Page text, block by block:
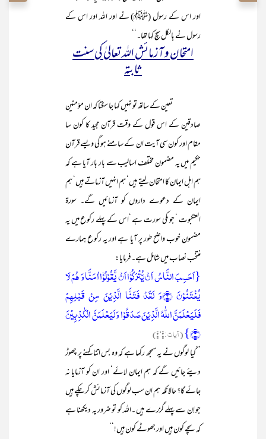
اور اس کے رسول (ﷺ) نے اور اللہ اور اس کے
رسول نے بالکل سچ کہا تھا۔‘‘
امتحان و آزمائش اللہ تعالیٰ کی سنت
ثابتہ
تعین کے ساتھ تو نہیں کہا جا سکتا کہ ان مؤمنین
صادقین کے اس قول کے وقت قرآن مجید کا کون سا
مقام اور کون سی آیت ان کے سامنے ہو گی ویسے قرآن
حکیم میں یہ مضمون مختلف اسالیب سے بار بار آیا ہے کہ
ہم اہل ایمان کا امتحان لیتے ہیں‘ ہم انہیں آزماتے ہیں‘ ہم
ایمان کے دعوے داروں کو آزمائیں گے۔ سورۃ
العنکبوت ‘ جو مکی سورت ہے ‘اس کے پہلے رکوع میں یہ
مضمون خوب واضح طور پر آیا ہے اور یہ رکوع ہمارے
منتخب نصاب میں شامل ہے۔ فرمایا:
{اَحَسِبَ النَّاسُ اَنۡ یُّتۡرَکُوۡۤا اَنۡ یَّقُوۡلُوۡۤا اٰمَنَّا وَ ہُمۡ لَا
یُفۡتَنُوۡنَ ﴿۲﴾وَ لَقَدۡ فَتَنَّا الَّذِیۡنَ مِنۡ قَبۡلِہِمۡ
فَلَیَعۡلَمَنَّ اللّٰہُ الَّذِیۡنَ صَدَقُوۡا وَ لَیَعۡلَمَنَّ الۡکٰذِبِیۡنَ
﴿۳﴾}
(آیات : ۲‘ ۳)
’’کیا لوگوں نے یہ سمجھ رکھا ہے کہ وہ بس اتنا کہنے پر چھوڑ
دیئے جائیں گے کہ ہم ایمان لائے‘ اور ان کو آزمایا نہ
جائے گا؟ حالانکہ ہم ان سب لوگوں کی آزمائش کر چکے ہیں
جو اِن سے پہلے گزرے ہیں ۔اللہ کو تو ضرور یہ دیکھنا ہے
کہ سچے کون ہیں اور جھوٹے کون ہیں!‘‘